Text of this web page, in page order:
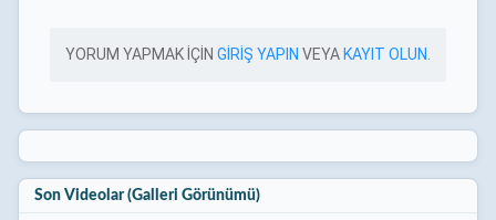
YORUM YAPMAK IÇIN GIRIŞ YAPIN VEYA KAYIT OLUN.
Son Videolar (Galleri Görünümü)